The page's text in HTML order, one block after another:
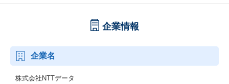
企業情報
企業名
株式会社NTTデータ